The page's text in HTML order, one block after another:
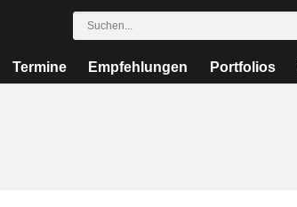
Termine Empfehlungen Portfolios